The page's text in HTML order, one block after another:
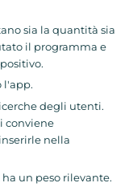
sia la quantità sia
il programma e
l'app.
degli utenti.
conviene
nella
un peso rilevante.